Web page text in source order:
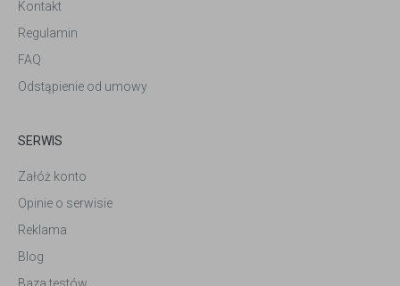
Kontakt
Regulamin
FAQ
Odstąpienie od umowy
SERWIS
Załóż konto
Opinie o serwisie
Reklama
Blog
Baza testów